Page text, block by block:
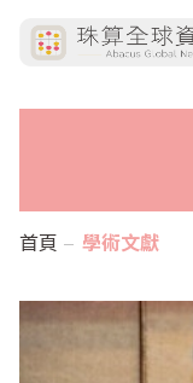
首頁 學術文獻